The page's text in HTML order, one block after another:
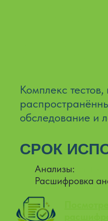
Комплекс
обследование и
Анализы:
Расшифровка
СРОК